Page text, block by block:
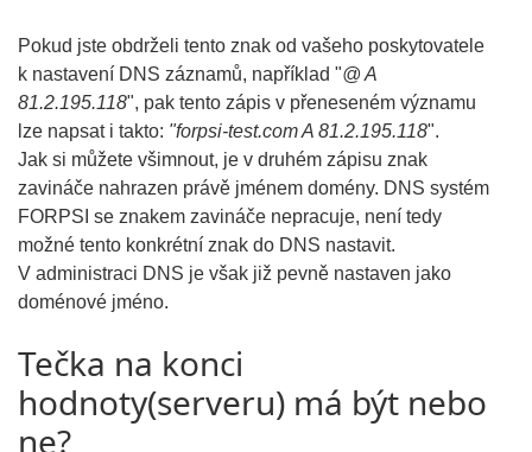
Pokud jste obdrželi tento znak od vašeho poskytovatele
k nastavení DNS záznamů, například "@ A
81.2.195.118", pak tento zápis v přeneseném významu
lze napsat i takto: "forpsi-test.com A 81.2.195.118".
Jak si můžete všimnout, je v druhém zápisu znak
zavináče nahrazen právě jménem domény. DNS systém
FORPSI se znakem zavináče nepracuje, není tedy
možné tento konkrétní znak do DNS nastavit.
V administraci DNS je však již pevně nastaven jako
doménové jméno.
Tečka na konci
hodnoty(serveru) má být nebo
ne?